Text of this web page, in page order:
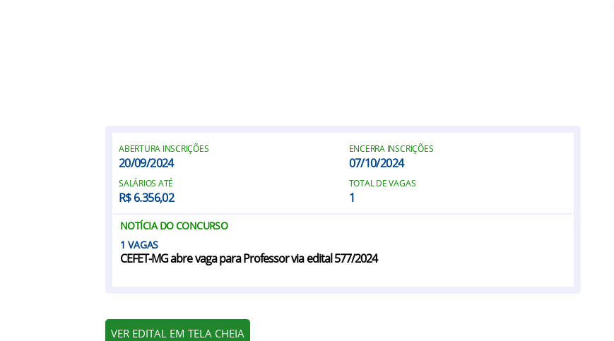
ABERTURA INSCRIÇÕES
20/09/2024
ENCERRA INSCRIÇÕES
07/10/2024
SALÁRIOS ATÉ
R$ 6.356,02
TOTAL DE VAGAS
1
NOTÍCIA DO CONCURSO
1
CEFET-MG abre vaga para Professor via edital 577/2024
VER EDITAL EM TELA CHEIA